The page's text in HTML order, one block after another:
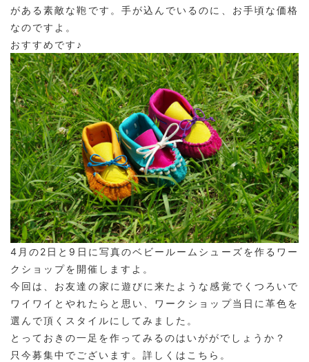
がある素敵な鞄です。手が込んでいるのに、お手頃な価格
なのですよ。
おすすめです♪
4月の2日と9日に写真のベビールームシューズを作るワー
クショップを開催しますよ。
今回は、お友達の家に遊びに来たような感覚でくつろいで
ワイワイとやれたらと思い、ワークショップ当日に革色を
選んで頂くスタイルにしてみました。
とっておきの一足を作ってみるのはいががでしょうか？
只今募集中でございます。詳しくは こちら 。